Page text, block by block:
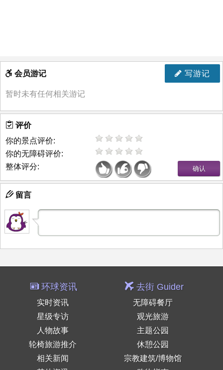
写游记
会员游记
暂时未有任何相关游记
评价
你的景点评价:
你的无障碍评价:
整体评分:
留言
环球资讯
实时资讯
星级专访
人物故事
轮椅旅游推介
相关新闻
去街 Guider
无障碍餐厅
观光旅游
主题公园
休憩公园
宗教建筑/博物馆